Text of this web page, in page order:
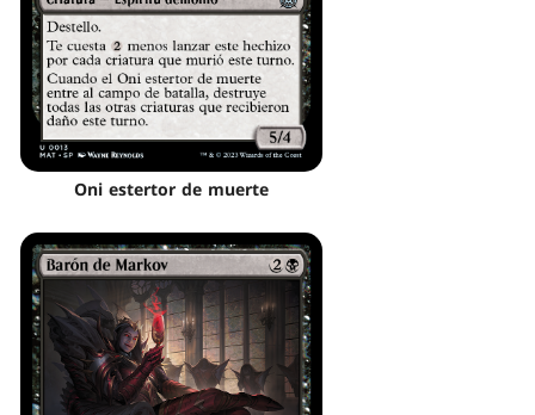
Oni estertor de muerte